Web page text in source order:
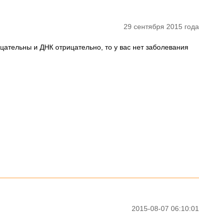
29 сентября 2015 года
и ДНК отрицательно, то у вас нет заболевания
2015-08-07 06:10:01